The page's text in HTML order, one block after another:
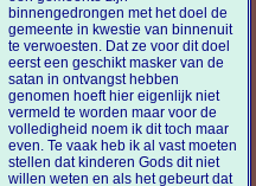
binnengedrongen met het doel de
gemeente in kwestie van binnenuit
te verwoesten. Dat ze voor dit doel
eerst een geschikt masker van de
satan in ontvangst hebben
genomen hoeft hier eigenlijk niet
vermeld te worden maar voor de
volledigheid noem ik dit toch maar
even. Te vaak heb ik al vast moeten
stellen dat kinderen Gods dit niet
willen weten en als het gebeurt dat